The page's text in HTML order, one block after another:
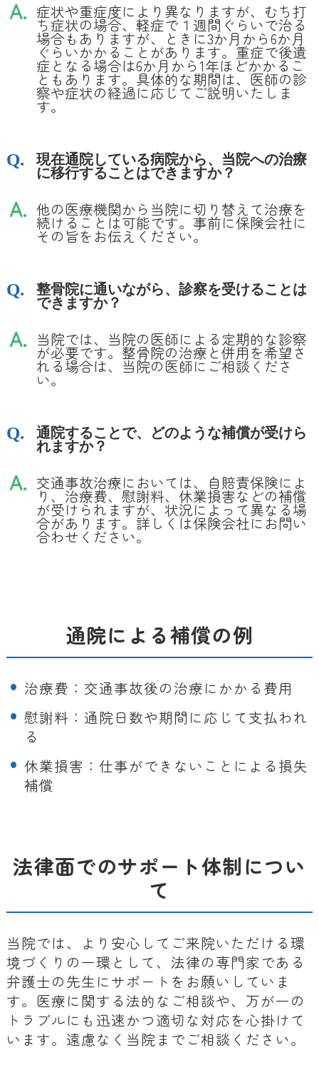
症状や重症度により異なりますが、むち打
ち症状の場合、軽症で１週間ぐらいで治る
場合もありますが、ときに3か月から6か月
ぐらいかかることがあります。重症で後遺
症となる場合は6か月から1年ほどかかるこ
ともあります。具体的な期間は、医師の診
察や症状の経過に応じてご説明いたしま
す。
現在通院している病院から、当院への治療
に移行することはできますか？
他の医療機関から当院に切り替えて治療を
続けることは可能です。事前に保険会社に
その旨をお伝えください。
整骨院に通いながら、診察を受けることは
できますか？
当院では、当院の医師による定期的な診察
が必要です。整骨院の治療と併用を希望さ
れる場合は、当院の医師にご相談くださ
い。
通院することで、どのような補償が受けら
れますか？
交通事故治療においては、自賠責保険によ
り、治療費、慰謝料、休業損害などの補償
が受けられますが、状況によって異なる場
合があります。詳しくは保険会社にお問い
合わせください。
通院による補償の例
治療費：交通事故後の治療にかかる費用
慰謝料：通院日数や期間に応じて支払われ
る
休業損害：仕事ができないことによる損失
補償
法律面でのサポート体制につい
て
当院では、より安心してご来院いただける環
境づくりの一環として、法律の専門家である
弁護士の先生にサポートをお願いしていま
す。医療に関する法的なご相談や、万が一の
トラブルにも迅速かつ適切な対応を心掛けて
います。遠慮なく当院までご相談ください。